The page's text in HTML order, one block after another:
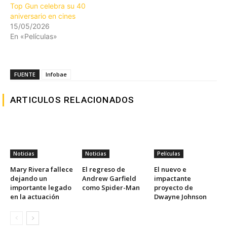
Top Gun celebra su 40
aniversario en cines
15/05/2026
En «Películas»
FUENTE Infobae
ARTICULOS RELACIONADOS
Noticias
Mary Rivera fallece
dejando un
importante legado
en la actuación
Noticias
El regreso de
Andrew Garfield
como Spider-Man
Películas
El nuevo e
impactante
proyecto de
Dwayne Johnson